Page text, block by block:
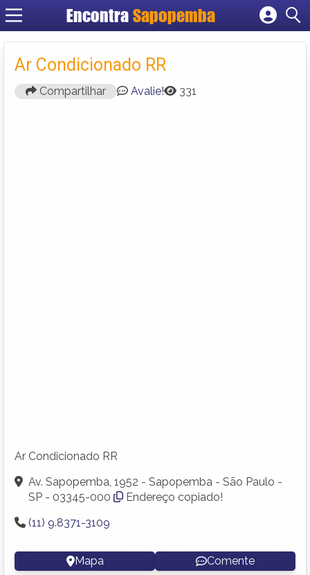
Encontra Sapopemba
Cadastrar empresa
Criar conta
Ar Condicionado RR
Compartilhar Avalie! 331
Ar Condicionado RR
Av. Sapopemba, 1952 - Sapopemba - São Paulo -
SP - 03345-000
Endereço copiado!
(11) 9.8371-3109
Mapa Comente